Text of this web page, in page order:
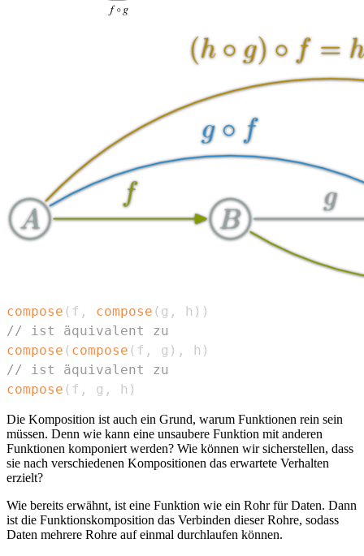
compose ( f , compose ( g , h ) )
// ist äquivalent zu
compose ( compose ( f , g ) , h )
// ist äquivalent zu
compose ( f , g , h )
Die Komposition ist auch ein Grund, warum Funktionen rein sein
müssen. Denn wie kann eine unsaubere Funktion mit anderen
Funktionen komponiert werden? Wie können wir sicherstellen, dass
sie nach verschiedenen Kompositionen das erwartete Verhalten
erzielt?
Wie bereits erwähnt, ist eine Funktion wie ein Rohr für Daten. Dann
ist die Funktionskomposition das Verbinden dieser Rohre, sodass
Daten mehrere Rohre auf einmal durchlaufen können.